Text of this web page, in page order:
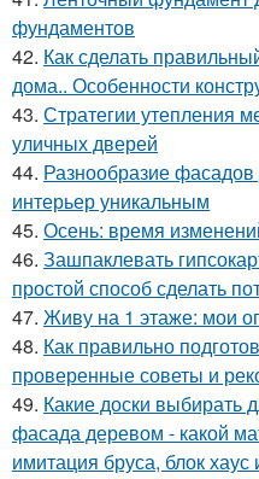
фундаментов
42. Как сделать
дома.. Особенности
43. Стратегии утепления
уличных дверей
44. Разнообразие фасадов
интерьер уникальным
45. Осень: время
46. Зашпаклевать
простой способ сделать
47. Живу на 1 этаже: мои
48. Как правильно
проверенные советы и
49. Какие доски выбирать
фасада деревом - какой
имитация бруса, блок